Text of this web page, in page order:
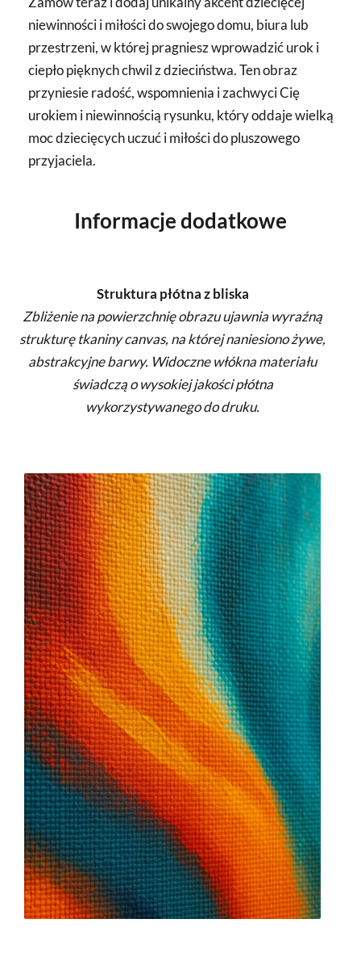
niewinności i miłości do swojego domu, biura lub
przestrzeni, w której pragniesz wprowadzić urok i
ciepło pięknych chwil z dzieciństwa. Ten obraz
przyniesie radość, wspomnienia i zachwyci Cię
urokiem i niewinnością rysunku, który oddaje wielką
moc dziecięcych uczuć i miłości do pluszowego
przyjaciela.
Informacje dodatkowe
Struktura płótna z bliska
Zbliżenie na powierzchnię obrazu ujawnia wyraźną
strukturę tkaniny canvas, na której naniesiono żywe,
abstrakcyjne barwy. Widoczne włókna materiału
świadczą o wysokiej jakości płótna
wykorzystywanego do druku.